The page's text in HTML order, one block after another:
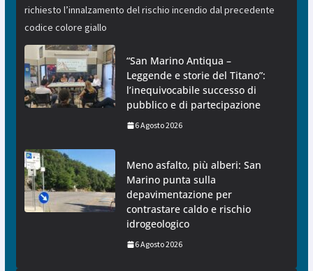
richiesto l’innalzamento del rischio incendio dal precedente
codice colore giallo
“San Marino Antiqua –
Leggende e storie del Titano”:
l’inequivocabile successo di
pubblico e di partecipazione
6 Agosto 2026
Meno asfalto, più alberi: San
Marino punta sulla
depavimentazione per
contrastare caldo e rischio
idrogeologico
6 Agosto 2026